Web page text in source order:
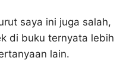
saya ini juga salah,
di buku ternyata lebih
lain.